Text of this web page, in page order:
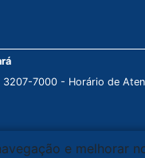
7000 - Horário de
e melhorar